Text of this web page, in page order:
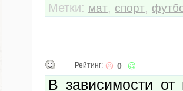
Метки: мат, спорт,
Рейтинг: 0
В зависимости от